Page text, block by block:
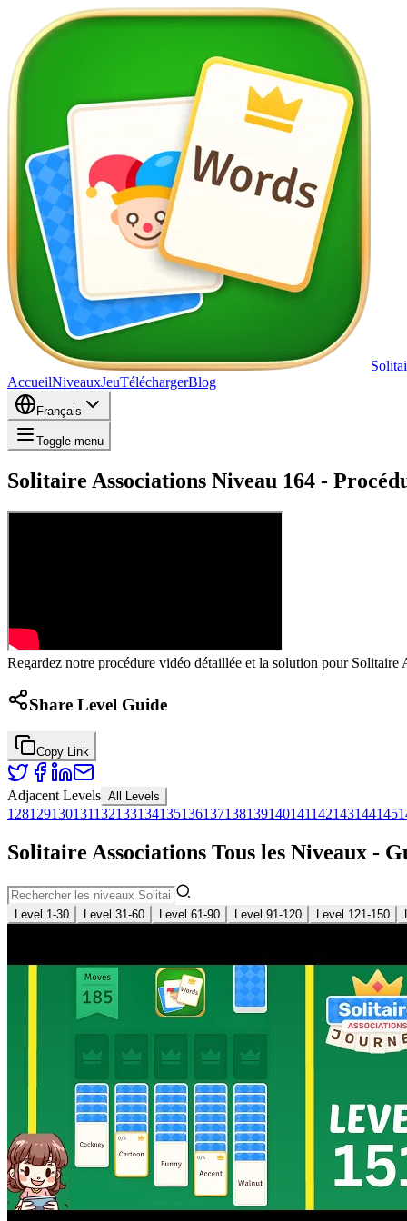
AccueilNiveauxJeuTéléchargerBlog
Français
Toggle menu
Solitaire Associations Niveau 164 -
Regardez notre procédure vidéo détaillée et la solution pour
Share Level Guide
Copy Link
Adjacent Levels All Levels
128129130131132133134135136137138139140141142143144145
Solitaire Associations Tous les Niveaux -
Level 1-30 Level 31-60 Level 61-90 Level 91-120 Level 121-150